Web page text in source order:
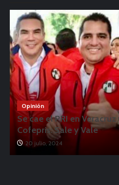
Opinión
Se cae el PRI en
Cofepris: Sale y Vale
20 julio, 2024